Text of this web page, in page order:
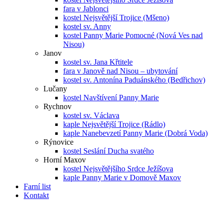
fara v Jablonci
kostel Nejsvětější Trojice (Mšeno)
kostel sv. Anny
kostel Panny Marie Pomocné (Nová Ves nad
Nisou)
Janov
kostel sv. Jana Křtitele
fara v Janově nad Nisou – ubytování
kostel sv. Antonína Paduánského (Bedřichov)
Lučany
kostel Navštívení Panny Marie
Rychnov
kostel sv. Václava
kaple Nejsvětější Trojice (Rádlo)
kaple Nanebevzetí Panny Marie (Dobrá Voda)
Rýnovice
kostel Seslání Ducha svatého
Horní Maxov
kostel Nejsvětějšího Srdce Ježíšova
kaple Panny Marie v Domově Maxov
Farní list
Kontakt